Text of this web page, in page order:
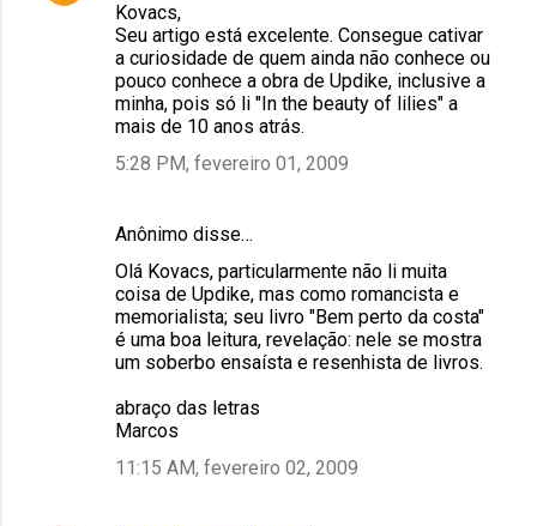
Kovacs,
Seu artigo está excelente. Consegue cativar
a curiosidade de quem ainda não conhece ou
pouco conhece a obra de Updike, inclusive a
minha, pois só li "In the beauty of lilies" a
mais de 10 anos atrás.
5:28 PM, fevereiro 01, 2009
Anônimo disse…
Olá Kovacs, particularmente não li muita
coisa de Updike, mas como romancista e
memorialista; seu livro "Bem perto da costa"
é uma boa leitura, revelação: nele se mostra
um soberbo ensaísta e resenhista de livros.
abraço das letras
Marcos
11:15 AM, fevereiro 02, 2009